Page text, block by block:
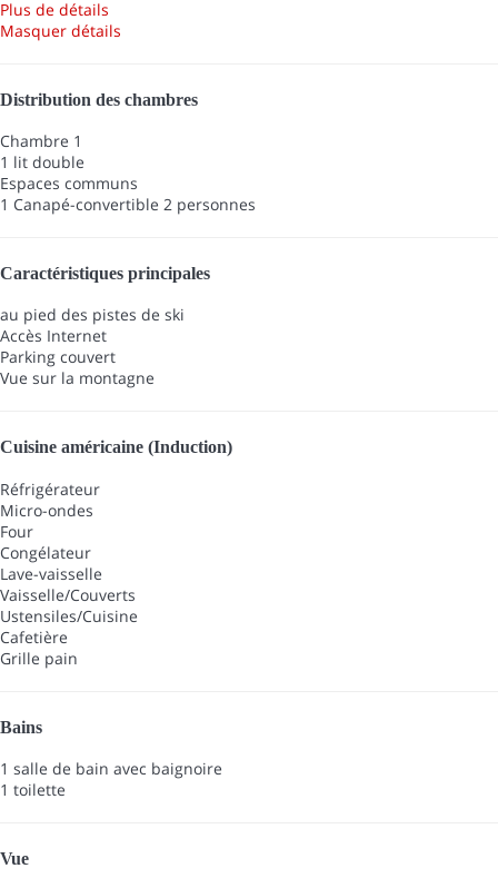
Plus de détails
Masquer détails
Distribution des chambres
Chambre 1
1 lit double
Espaces communs
1 Canapé-convertible 2 personnes
Caractéristiques principales
au pied des pistes de ski
Accès Internet
Parking couvert
Vue sur la montagne
Cuisine américaine (Induction)
Réfrigérateur
Micro-ondes
Four
Congélateur
Lave-vaisselle
Vaisselle/Couverts
Ustensiles/Cuisine
Cafetière
Grille pain
Bains
1 salle de bain avec baignoire
1 toilette
Vue